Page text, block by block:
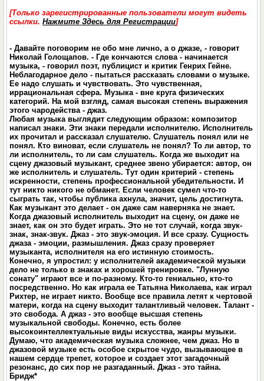
[Только зарегистрированные пользователи могут видеть
ссылки.Нажмите Здесь для Регистрации]
- Давайте поговорим не обо мне лично, а о джазе, - говорит
Николай Голощапов. - Где кончаются слова - начинается
музыка, - говорил поэт, публицист и критик Генрих Гейне.
Неблагодарное дело - пытаться рассказать словами о музыке.
Ее надо слушать и чувствовать. Это чувственная,
иррациональная сфера. Музыка - вне круга физических
категорий. На мой взгляд, самая высокая степень выражения
этого чародейства - джаз.
Любая музыка выглядит следующим образом: композитор
написал знаки. Эти знаки передали исполнителю. Исполнитель
их прочитал и рассказал слушателю. Слушатель понял или не
понял. Кто виноват, если слушатель не понял? То ли автор, то
ли исполнитель, то ли сам слушатель. Когда же выходит на
сцену джазовый музыкант, среднее звено убирается: автор, он
же исполнитель и слушатель. Тут один критерий - степень
искренности, степень профессиональной убедительности. И
тут никто никого не обманет. Если человек сумел что-то
сыграть так, чтобы публика ахнула, значит, цель достигнута.
Как музыкант это делает - он даже сам наверняка не знает.
Когда джазовый исполнитель выходит на сцену, он даже не
знает, как он это будет играть. Это не тот случай, когда звук-
знак, знак-звук. Джаз - это звук-эмоция. И все сразу. Сущность
джаза - эмоции, размышления. Джаз сразу проверяет
музыканта, исполнителя на его истинную стоимость.
Конечно, я упростил: у исполнителей академической музыки
дело не только в знаках и хорошей тренировке. "Лунную
сонату" играют все и по-разному. Кто-то гениально, кто-то
посредственно. Но как играла ее Татьяна Николаева, как играл
Рихтер, не играет никто. Вообще все правила летят к чертовой
матери, когда на сцену выходит талантливый человек. Талант -
это свобода. А джаз - это вообще высшая степень
музыкальной свободы. Конечно, есть более
высокоинтеллектуальные виды искусства, жанры музыки.
Думаю, что академическая музыка сложнее, чем джаз. Но в
джазовой музыке есть особое скрытое чудо, вызывающее в
нашем сердце трепет, которое и создает этот загадочный
резонанс, до сих пор не разгаданный. Джаз - это тайна.
Бридж*